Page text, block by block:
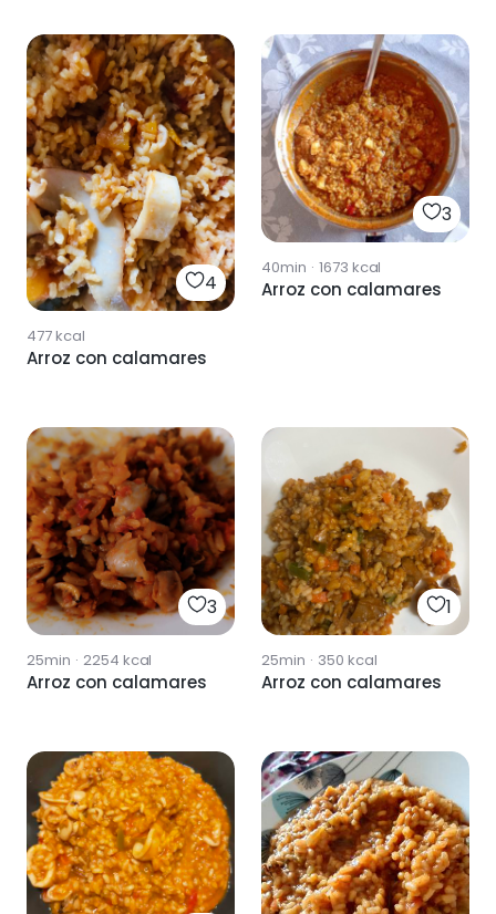
4
477kcal
Arroz con calamares
3
40min · 1673 kcal
Arroz con calamares
3
25min · 2254 kcal
Arroz con calamares
1
25min · 350 kcal
Arroz con calamares